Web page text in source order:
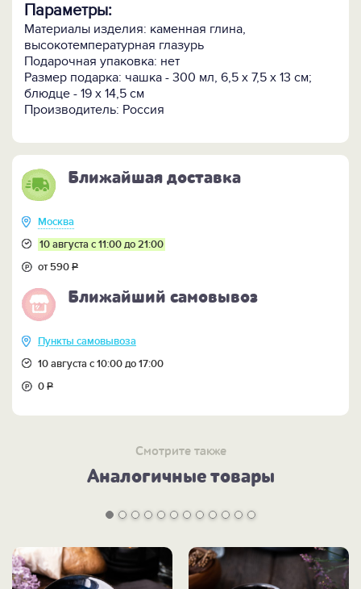
Внимание! Поскольку изделие изготавливается
вручную очень малыми партиями, возможно
небольшое отличие цветовых оттенков и рисунка от
образца, представленного на фотографиях.
Представлена в 5 цветах.
-Набор с чайником в таком же исполнении >>
-Всю коллекцию посуды "Скандинавия" >>
Параметры:
Материалы изделия: каменная глина,
высокотемпературная глазурь
Подарочная упаковка: нет
Размер подарка: чашка - 300 мл, 6,5 х 7,5 х 13 см;
блюдце - 19 х 14,5 см
Производитель: Россия
Ближайшая доставка
Москва
10 августа с 11:00 до 21:00
от 590Р
Ближайший самовывоз
Пункты самовывоза
10 августа с 10:00 до 17:00
0Р
Смотрите также
Аналогичные товары